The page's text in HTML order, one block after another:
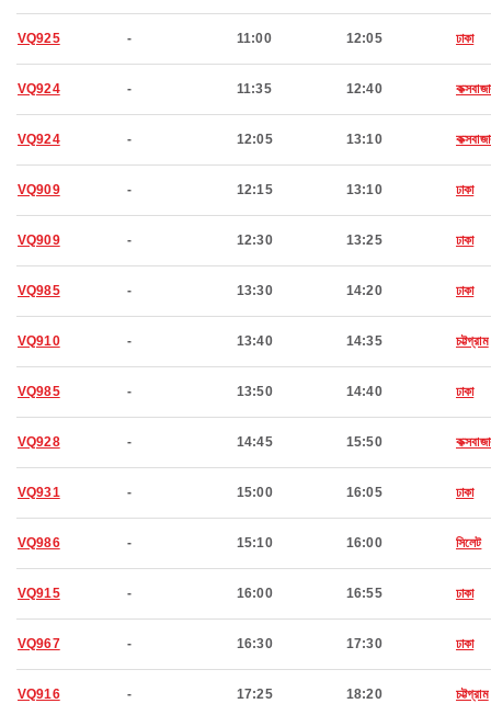
VQ925 - 11:00 12:05 ঢাকা
VQ924 - 11:35 12:40
VQ924 - 12:05 13:10
VQ909 - 12:15 13:10 ঢাকা
VQ909 - 12:30 13:25 ঢাকা
VQ985 - 13:30 14:20 ঢাকা
VQ910 - 13:40 14:35 চট্টগ্রাম
VQ985 - 13:50 14:40 ঢাকা
VQ928 - 14:45 15:50
VQ931 - 15:00 16:05 ঢাকা
VQ986 - 15:10 16:00 সিলেট
VQ915 - 16:00 16:55 ঢাকা
VQ967 - 16:30 17:30 ঢাকা
VQ916 - 17:25 18:20 চট্টগ্রাম